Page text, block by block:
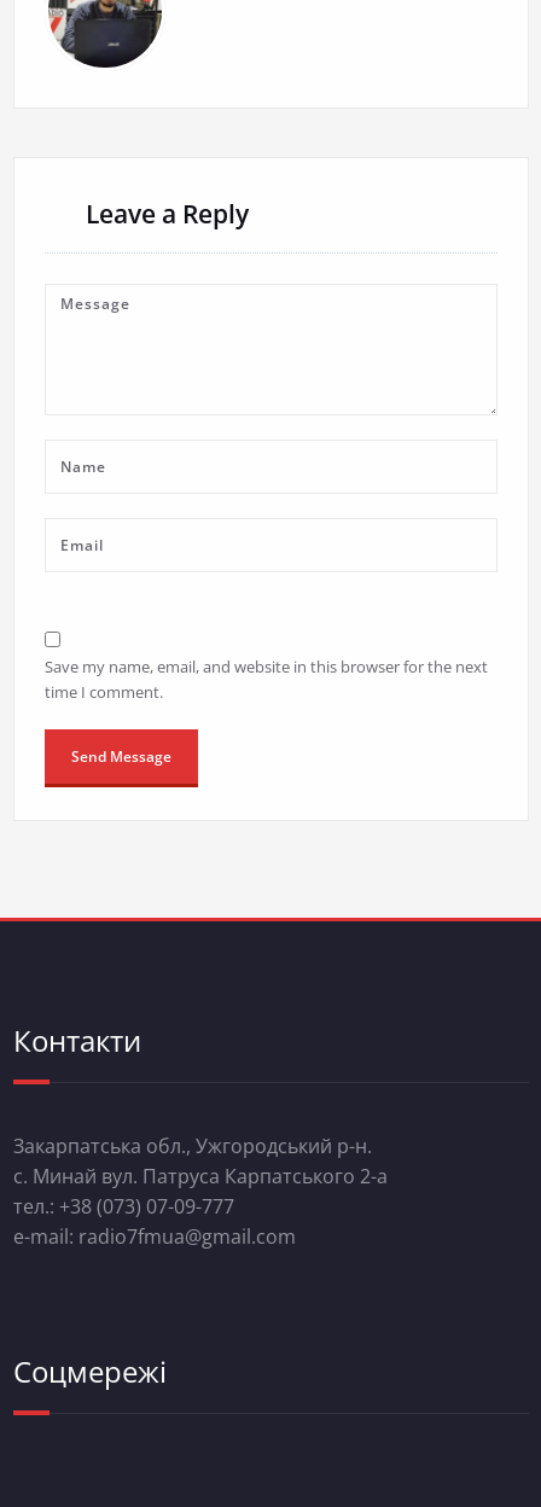
Leave a Reply
Save my name, email, and website in this browser for the next
time I comment.
Контакти
Закарпатська обл., Ужгородський р-н.
с. Минай вул. Патруса Карпатського 2-а
тел.: +38 (073) 07-09-777
e-mail: radio7fmua@gmail.com
Соцмережі